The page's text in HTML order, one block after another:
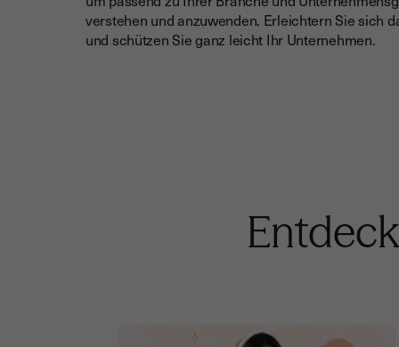
verstehen und anzuwenden. Erleichtern Sie sich
und schützen Sie ganz leicht Ihr Unternehmen.